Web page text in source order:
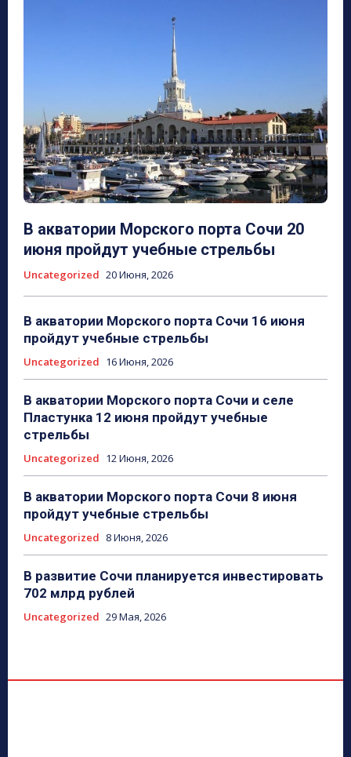
В акватории Морского порта Сочи 20
июня пройдут учебные стрельбы
Uncategorized 20 Июня, 2026
В акватории Морского порта Сочи 16 июня
пройдут учебные стрельбы
Uncategorized 16 Июня, 2026
В акватории Морского порта Сочи и селе
Пластунка 12 июня пройдут учебные
стрельбы
Uncategorized 12 Июня, 2026
В акватории Морского порта Сочи 8 июня
пройдут учебные стрельбы
Uncategorized 8 Июня, 2026
В развитие Сочи планируется инвестировать
702 млрд рублей
Uncategorized 29 Мая, 2026